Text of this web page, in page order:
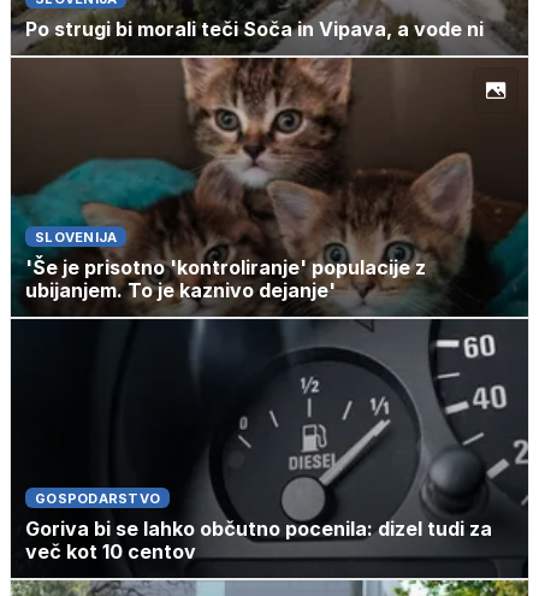
Po strugi bi morali teči Soča in Vipava, a vode ni
SLOVENIJA
'Še je prisotno 'kontroliranje' populacije z
ubijanjem. To je kaznivo dejanje'
GOSPODARSTVO
Goriva bi se lahko občutno pocenila: dizel tudi za
več kot 10 centov